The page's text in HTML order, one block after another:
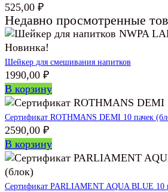
525,00 ₽
Недавно просмотренные
Новинка!
Шейкер для смешивания напитков
1990,00 ₽
В корзину
Сертификат ROTHMANS DEMI 10 пачек
2590,00 ₽
В корзину
Сертификат PARLIAMENT AQUA BLUE 10